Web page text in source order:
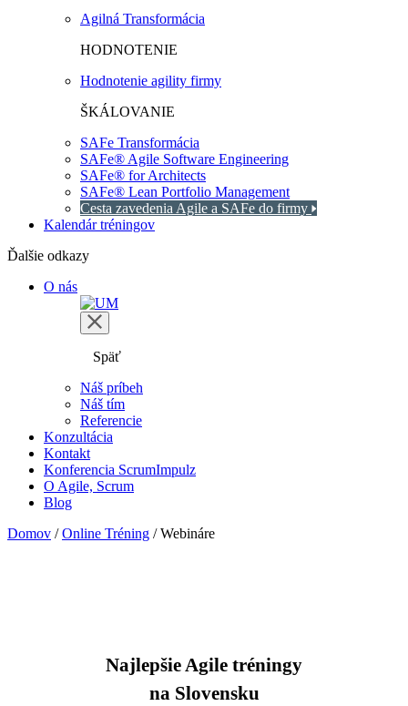
Agilná Transformácia
HODNOTENIE
Hodnotenie agility firmy
ŠKÁLOVANIE
SAFe Transformácia
SAFe® Agile Software Engineering
SAFe® for Architects
SAFe® Lean Portfolio Management
Cesta zavedenia Agile a SAFe do firmy
Kalendár tréningov
Ďalšie odkazy
O nás
Späť
Náš príbeh
Náš tím
Referencie
Konzultácia
Kontakt
Konferencia ScrumImpulz
O Agile, Scrum
Blog
Domov / Online Tréning / Webináre
Najlepšie Agile tréningy
na Slovensku